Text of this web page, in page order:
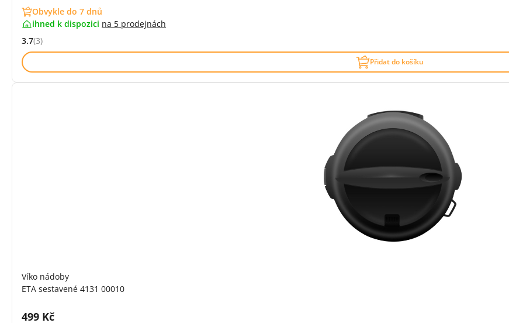
Obvykle do 7 dnů
ihned k dispozici na 5 prodejnách
Hodnocení: 3.7 z 5 (3 recenzí)
3.7(3)
Přidat do košíku
Víko nádoby
ETA sestavené 4131 00010
Cena s DPH:
499 Kč